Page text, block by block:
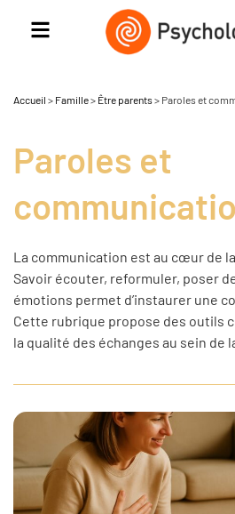
Accueil > Famille> Être parents > Paroles et
Paroles et
La communication est au cœur de
Savoir écouter, reformuler, poser
émotions permet d’instaurer une
Cette rubrique propose des outils
la qualité des échanges au sein de